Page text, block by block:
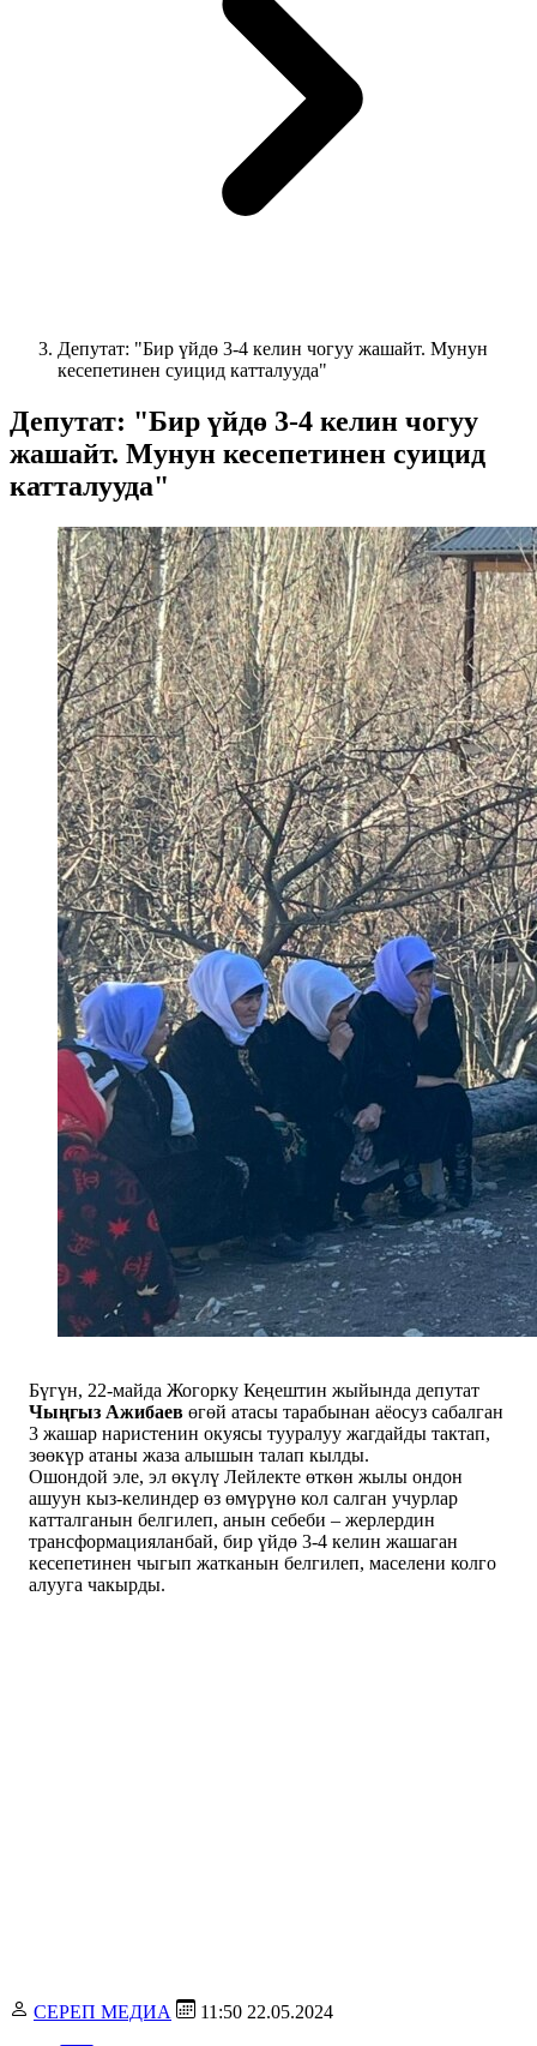
Депутат: "Бир үйдө 3-4 келин чогуу жашайт. Мунун
кесепетинен суицид катталууда"
Депутат: "Бир үйдө 3-4 келин чогуу
жашайт. Мунун кесепетинен суицид
катталууда"
Бүгүн, 22-майда Жогорку Кеңештин жыйында депутат
Чыңгыз Ажибаев өгөй атасы тарабынан аёосуз сабалган
3 жашар наристенин окуясы тууралуу жагдайды тактап,
зөөкүр атаны жаза алышын талап кылды.
Ошондой эле, эл өкүлү Лейлекте өткөн жылы ондон
ашуун кыз-келиндер өз өмүрүнө кол салган учурлар
катталганын белгилеп, анын себеби – жерлердин
трансформацияланбай, бир үйдө 3-4 келин жашаган
кесепетинен чыгып жатканын белгилеп, маселени колго
алууга чакырды.
СЕРЕП МЕДИА 11:50 22.05.2024